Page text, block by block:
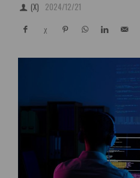
(X) 2024/12/21